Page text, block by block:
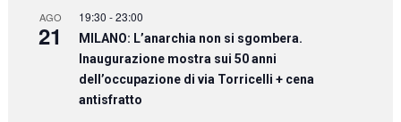
AGO
21
19:30 -23:00
MILANO: L’anarchia non si sgombera.
Inaugurazione mostra sui 50 anni
dell’occupazione di via Torricelli + cena
antisfratto